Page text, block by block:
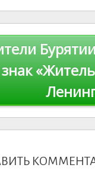
kl
as
s
ni
ki
er u
r
n
al
a
знак